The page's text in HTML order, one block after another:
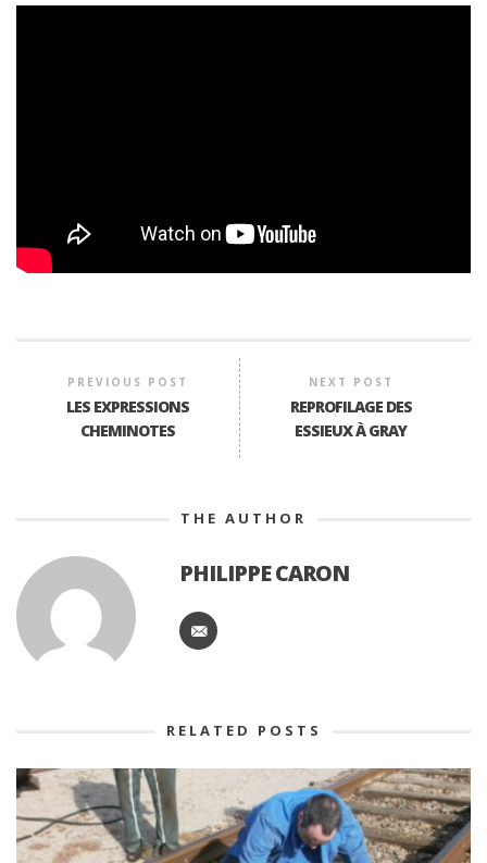
PREVIOUS POST
LES EXPRESSIONS
CHEMINOTES
NEXT POST
REPROFILAGE DES
ESSIEUX À GRAY
THE AUTHOR
PHILIPPE CARON
RELATED POSTS